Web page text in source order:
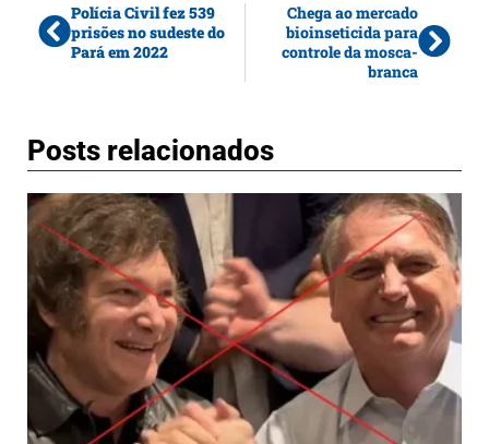
Polícia Civil fez 539
prisões no sudeste do
Pará em 2022
Chega ao mercado
bioinseticida para
controle da mosca-
branca
Posts relacionados